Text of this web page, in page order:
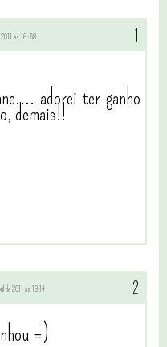
2011 às 16:58
adorei ter ganho
demais!!
de 2011 às 19:14
=)